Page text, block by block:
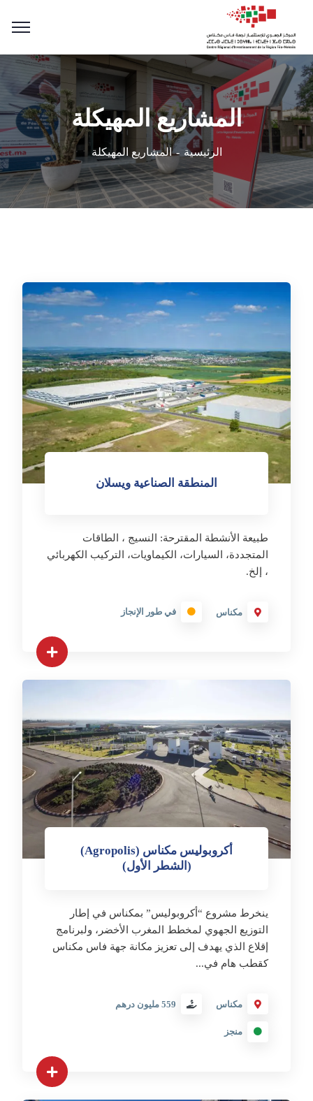
المشاريع المهيكلة
الرئيسية المشاريع المهيكلة
المنطقة الصناعية ويسلان
طبيعة الأنشطة المقترحة: النسيج ، الطاقات
المتجددة، السيارات، الكيماويات، التركيب الكهربائي
، إلخ.
مكناس في طور الإنجاز
أكروبوليس مكناس (Agropolis)
(الشطر الأول)
ينخرط مشروع “أكروبوليس” بمكناس في إطار
التوزيع الجهوي لمخطط المغرب الأخضر، ولبرنامج
إقلاع الذي يهدف إلى تعزيز مكانة جهة فاس مكناس
كقطب هام في...
مكناس
منجز